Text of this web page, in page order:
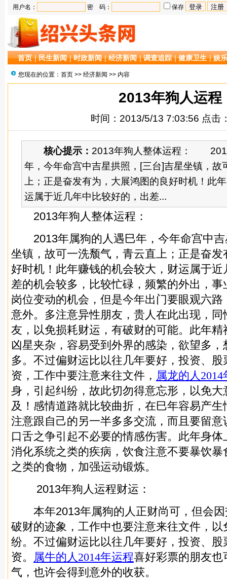
用户名： 密 码： 保存
首页 |民生新闻 |时政新闻 |经济新闻 |调查追踪 |健康卫生 |娱
您现在的位置： 首页 >> 经济新闻 >> 内容
2013年狗人运程
时间：2013/5/13 7:03:56 点击
核心提示： 2013年狗人整体运程：
年，今年命宫中吉星拱照，[三台]吉星坐镇，故
上；正是奋发有为，大展鸿图的良好时机！此
运属于近几年中比较好的，出差...
2013年狗人整体运程：
2013年属狗的人遇巳年，今年命宫中吉
坐镇，故可一洗颓气，青云直上；正是奋
好时机！此年赚钱的机会较大，财运属于
差的机会较多，比较忙碌，频繁的外出，
岗位变动的机会，但是今年出门要眼观六
意外。多注意异性朋友，贵人在此出现，
友，以免损耗财运，有破财的可能。此年
凶星夹杂，容易受到外界的感染，欲望多
多。不过偏财运比以往几年要好，投资、
资，工作中要注意来往文件， 属龙的人
身，引起纠纷，故此切勿得意忘形，以免
及！感情道路就比较曲折，在巳年容易产
注意跟自己的另一半多多交流，而且要留
口舌之争引起不必要的情感伤害。此年身
消化系统之类的疾病，饮食注意不要暴饮
之类的食物，加强运动锻炼。
2013年狗人运程财运：
本年2013年属狗的人正财尚可，但会因
破财的迹象，工作中也要注意来往文件，
纷。不过偏财运比以往几年要好，投资、
资。
属牛的人2014年运程喜好彩票的朋友
气，也许会得到意外的收获。